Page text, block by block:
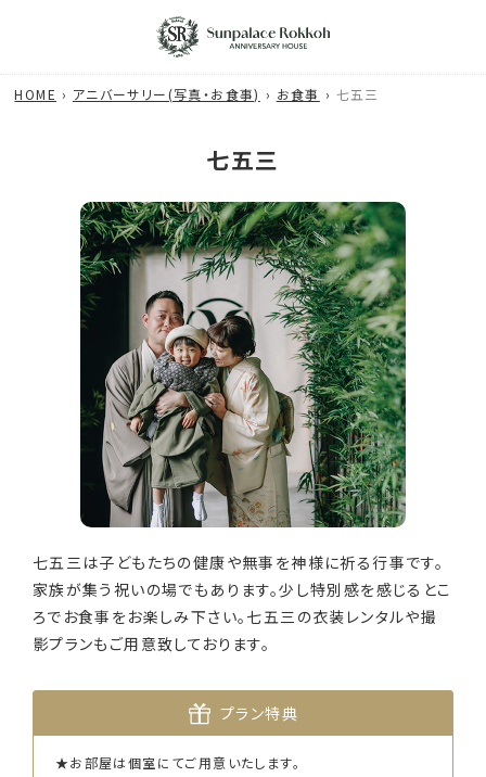
HOME アニバーサリー(写真・お食事) お食事 七五三
七五三
七五三は子どもたちの健康や無事を神様に祈る行事です。
家族が集う祝いの場でもあります。少し特別感を感じるとこ
ろでお食事をお楽しみ下さい。七五三の衣装レンタルや撮
影プランもご用意致しております。
プラン特典
★お部屋は個室にてご用意いたします。